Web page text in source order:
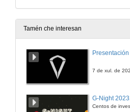
Tamén che interesan
7 de xul. de